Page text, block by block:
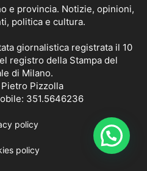
e provincia. Notizie, opinioni,
politica e cultura.
giornalistica registrata il 10
registro della Stampa del
di Milano.
Pizzolla
351.5646236
policy
policy